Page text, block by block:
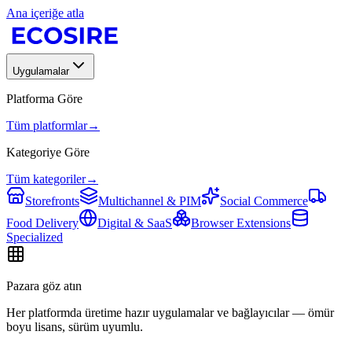
Ana içeriğe atla
Uygulamalar
Platforma Göre
Tüm platformlar→
Kategoriye Göre
Tüm kategoriler→
Storefronts
Multichannel & PIM
Social Commerce
Food Delivery
Digital & SaaS
Browser Extensions
Specialized
Pazara göz atın
Her platformda üretime hazır uygulamalar ve bağlayıcılar — ömür
boyu lisans, sürüm uyumlu.